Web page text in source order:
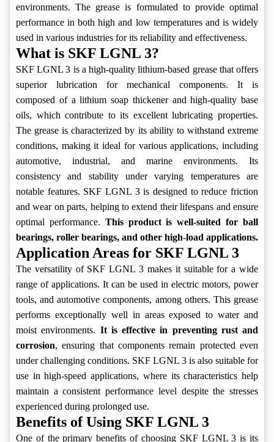
environments. The grease is formulated to provide optimal
performance in both high and low temperatures and is widely
used in various industries for its reliability and effectiveness.
What is SKF LGNL 3?
SKF LGNL 3 is a high-quality lithium-based grease that offers
superior lubrication for mechanical components. It is
composed of a lithium soap thickener and high-quality base
oils, which contribute to its excellent lubricating properties.
The grease is characterized by its ability to withstand extreme
conditions, making it ideal for various applications, including
automotive, industrial, and marine environments. Its
consistency and stability under varying temperatures are
notable features. SKF LGNL 3 is designed to reduce friction
and wear on parts, helping to extend their lifespans and ensure
optimal performance. This product is well-suited for ball
bearings, roller bearings, and other high-load applications.
Application Areas for SKF LGNL 3
The versatility of SKF LGNL 3 makes it suitable for a wide
range of applications. It can be used in electric motors, power
tools, and automotive components, among others. This grease
performs exceptionally well in areas exposed to water and
moist environments. It is effective in preventing rust and
corrosion, ensuring that components remain protected even
under challenging conditions. SKF LGNL 3 is also suitable for
use in high-speed applications, where its characteristics help
maintain a consistent performance level despite the stresses
experienced during prolonged use.
Benefits of Using SKF LGNL 3
One of the primary benefits of choosing SKF LGNL 3 is its